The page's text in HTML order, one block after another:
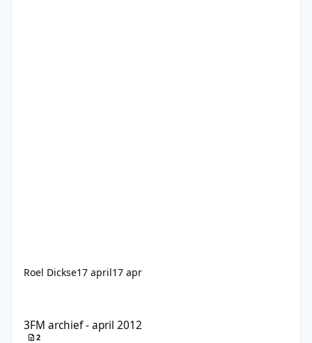
Roel Dickse17 april17 apr
3FM archief - april 2012
2